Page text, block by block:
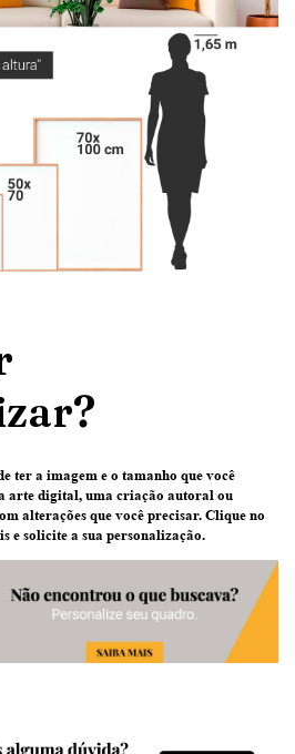
ter a imagem e o tamanho que você
arte digital, uma criação autoral ou
alterações que você precisar. Clique no
e solicite a sua personalização.